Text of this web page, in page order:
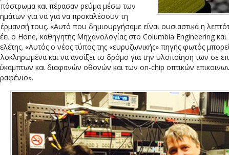
και πέρασαν ρεύμα μέσω των
για να για να προκαλέσουν τη
τους. «Αυτό που δημιουργήσαμε είναι ουσιαστικά η
ο Hone, καθηγητής Μηχανολογίας στο Columbia Engineering
«Αυτός ο νέος τύπος της «ευρυζωνικής» πηγής φωτός
και να ανοίξει το δρόμο για την υλοποίηση των σε
και διαφανών οθονών και των on-chip οπτικών